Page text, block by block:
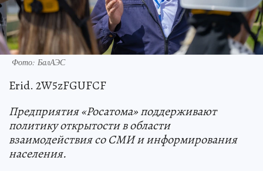
Фото: БалАЭС
Erid. 2W5zFGUFCF
Предприятия «Росатома» поддерживают
политику открытости в области
взаимодействия со СМИ и информирования
населения.